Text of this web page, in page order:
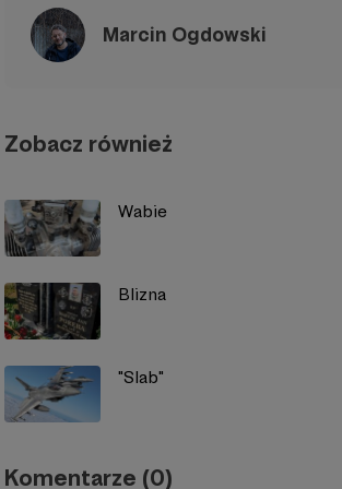
Marcin Ogdowski
Zobacz również
Wabie
Blizna
"Slab"
Komentarze (0)